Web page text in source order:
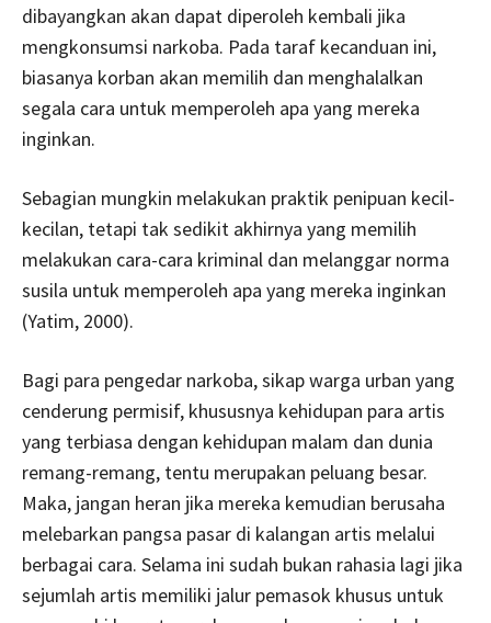
dibayangkan akan dapat diperoleh kembali jika
mengkonsumsi narkoba. Pada taraf kecanduan ini,
biasanya korban akan memilih dan menghalalkan
segala cara untuk memperoleh apa yang mereka
inginkan.
Sebagian mungkin melakukan praktik penipuan kecil-
kecilan, tetapi tak sedikit akhirnya yang memilih
melakukan cara-cara kriminal dan melanggar norma
susila untuk memperoleh apa yang mereka inginkan
(Yatim, 2000).
Bagi para pengedar narkoba, sikap warga urban yang
cenderung permisif, khususnya kehidupan para artis
yang terbiasa dengan kehidupan malam dan dunia
remang-remang, tentu merupakan peluang besar.
Maka, jangan heran jika mereka kemudian berusaha
melebarkan pangsa pasar di kalangan artis melalui
berbagai cara. Selama ini sudah bukan rahasia lagi jika
sejumlah artis memiliki jalur pemasok khusus untuk